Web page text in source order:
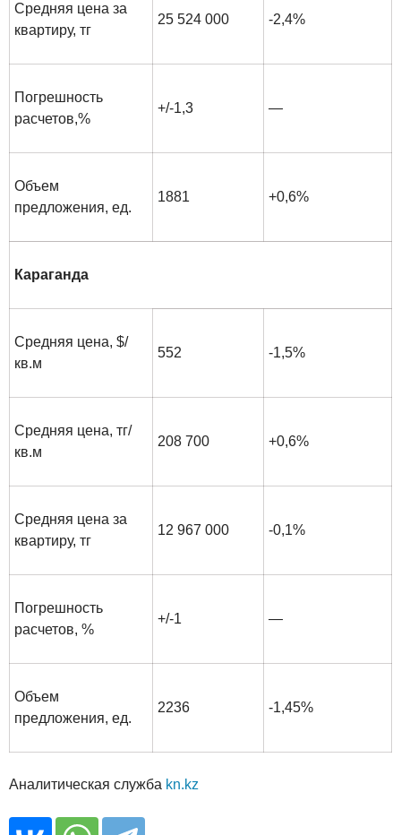
Средняя цена за
квартиру, тг
25 524 000 -2,4%
Погрешность
расчетов,%
+/-1,3 —
Объем
предложения, ед.
1881 +0,6%
Караганда
Средняя цена, $/
кв.м
552 -1,5%
Средняя цена, тг/
кв.м
208 700 +0,6%
Средняя цена за
квартиру, тг
12 967 000 -0,1%
Погрешность
расчетов, %
+/-1 —
Объем
предложения, ед.
2236 -1,45%
Аналитическая служба kn.kz